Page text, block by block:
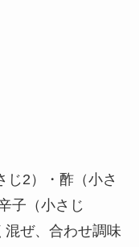
2）・酢（小さ
子（小さじ
ぜ、合わせ調味